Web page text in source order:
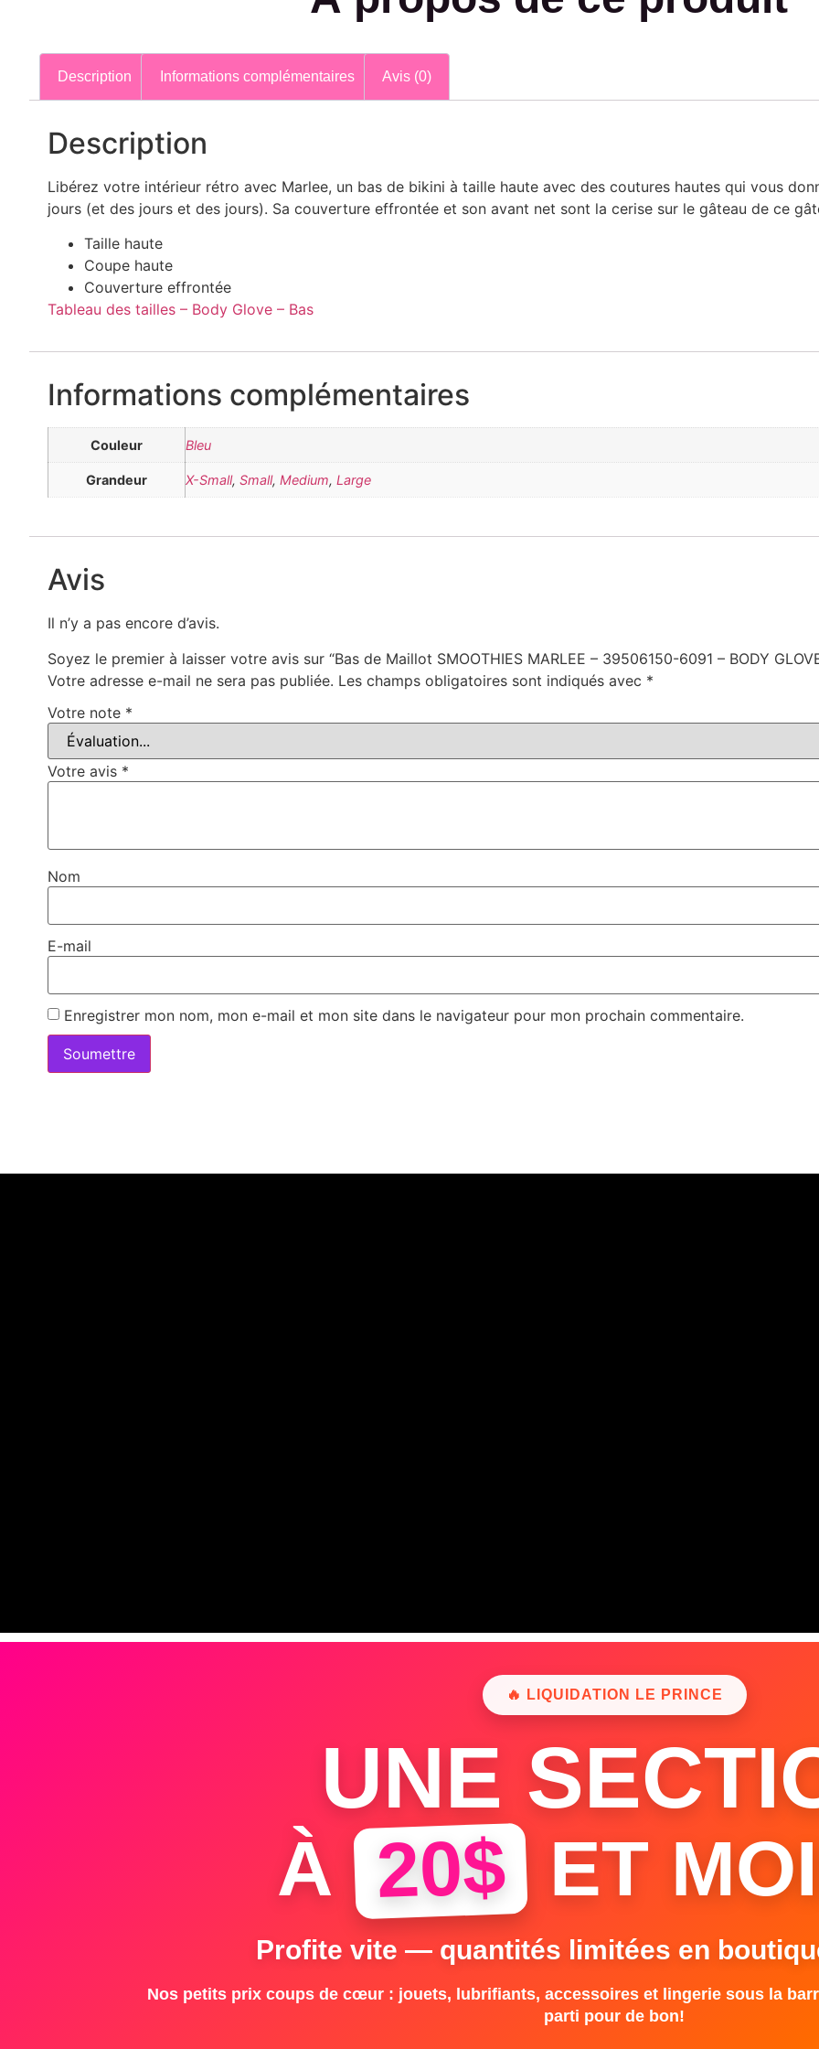
Description Informations complémentaires Avis (0)
Description
Libérez votre intérieur rétro avec Marlee, un bas de bikini à taille haute avec des coutures hautes qui vous
jours (et des jours et des jours). Sa couverture effrontée et son avant net sont la cerise sur le gâteau de ce
Taille haute
Coupe haute
Couverture effrontée
Tableau des tailles – Body Glove – Bas
Informations complémentaires
Couleur Bleu
Grandeur X-Small, Small, Medium, Large
Avis
Il n’y a pas encore d’avis.
Soyez le premier à laisser votre avis sur “Bas de Maillot SMOOTHIES MARLEE – 39506150-6091 – BODY
Votre adresse e-mail ne sera pas publiée. Les champs obligatoires sont indiqués avec *
Votre note *
Votre avis *
Nom
E-mail
Enregistrer mon nom, mon e-mail et mon site dans le navigateur pour mon prochain commentaire.
🔥 LIQUIDATION LE PRINCE
UNE
À 20$ ET
Profite vite — quantités limitées en
Nos petits prix coups de cœur : jouets, lubrifiants, accessoires et lingerie sous la
parti pour de bon!